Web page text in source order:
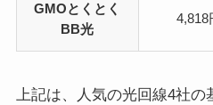
GMOとくとく
BB光
4,818
上記は、人気の光回線4社の